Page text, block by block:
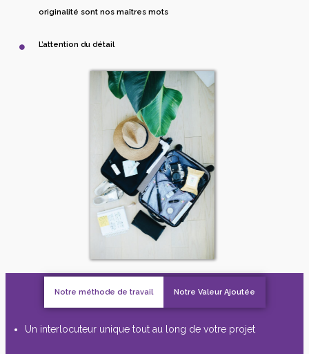
originalité sont nos maîtres mots
L’attention du détail
Notre méthode de travail Notre Valeur Ajoutée
Un interlocuteur unique tout au long de votre projet